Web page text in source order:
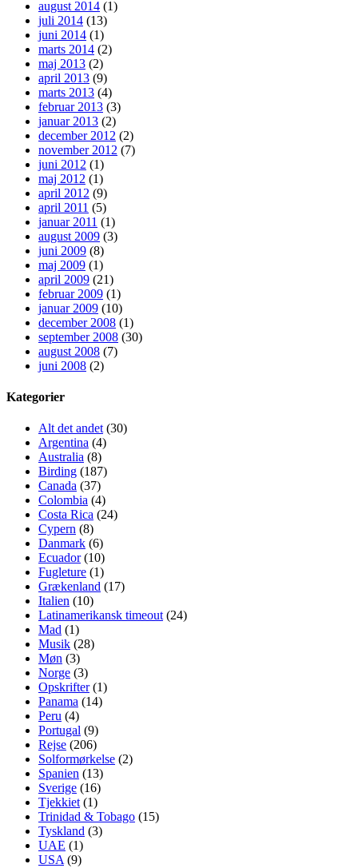
august 2014 (1)
juli 2014 (13)
juni 2014 (1)
marts 2014 (2)
maj 2013 (2)
april 2013 (9)
marts 2013 (4)
februar 2013 (3)
januar 2013 (2)
december 2012 (2)
november 2012 (7)
juni 2012 (1)
maj 2012 (1)
april 2012 (9)
april 2011 (5)
januar 2011 (1)
august 2009 (3)
juni 2009 (8)
maj 2009 (1)
april 2009 (21)
februar 2009 (1)
januar 2009 (10)
december 2008 (1)
september 2008 (30)
august 2008 (7)
juni 2008 (2)
Kategorier
Alt det andet (30)
Argentina (4)
Australia (8)
Birding (187)
Canada (37)
Colombia (4)
Costa Rica (24)
Cypern (8)
Danmark (6)
Ecuador(10)
Fugleture (1)
Grækenland (17)
Italien (10)
Latinamerikansk timeout (24)
Mad (1)
Musik (28)
Møn (3)
Norge (3)
Opskrifter(1)
Panama (14)
Peru (4)
Portugal (9)
Rejse (206)
Solformørkelse (2)
Spanien (13)
Sverige (16)
Tjekkiet (1)
Trinidad & Tobago (15)
Tyskland (3)
UAE (1)
USA (9)